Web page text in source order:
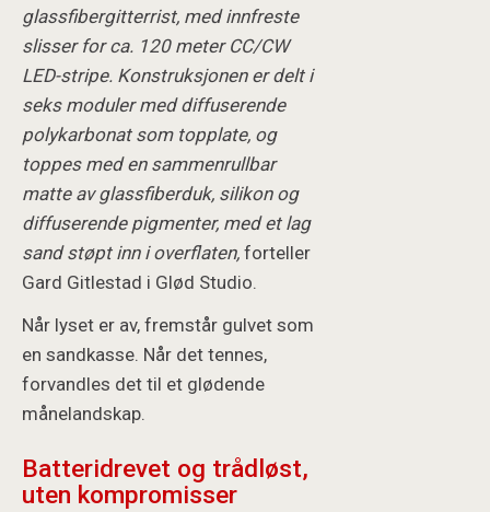
glassfibergitterrist, med innfreste
slisser for ca. 120 meter CC/CW
LED-stripe. Konstruksjonen er delt i
seks moduler med diffuserende
polykarbonat som topplate, og
toppes med en sammenrullbar
matte av glassfiberduk, silikon og
diffuserende pigmenter, med et lag
sand støpt inn i overflaten, forteller
Gard Gitlestad i Glød Studio.
Når lyset er av, fremstår gulvet som
en sandkasse. Når det tennes,
forvandles det til et glødende
månelandskap.
Batteridrevet og trådløst,
uten kompromisser